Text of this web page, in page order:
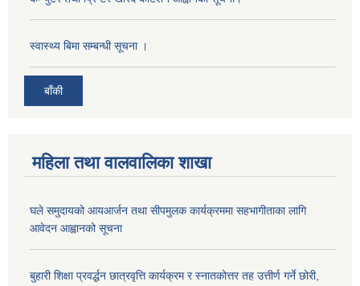
स्वास्थ्य बिमा सम्बन्धी सूचना ।
बाँकी
महिला तथा वालवालिका शाखा
घले समुदायको आयआर्जन तथा सीपमुलक कार्यक्रममा सहभागीताका लागि
आवेदन आह्वानको सूचना
बुहारी शिक्षा प्रवर्द्धन छात्रवृत्ति कार्यक्रम र स्नातकोत्तर तह उत्तीर्ण गर्ने छोरी,